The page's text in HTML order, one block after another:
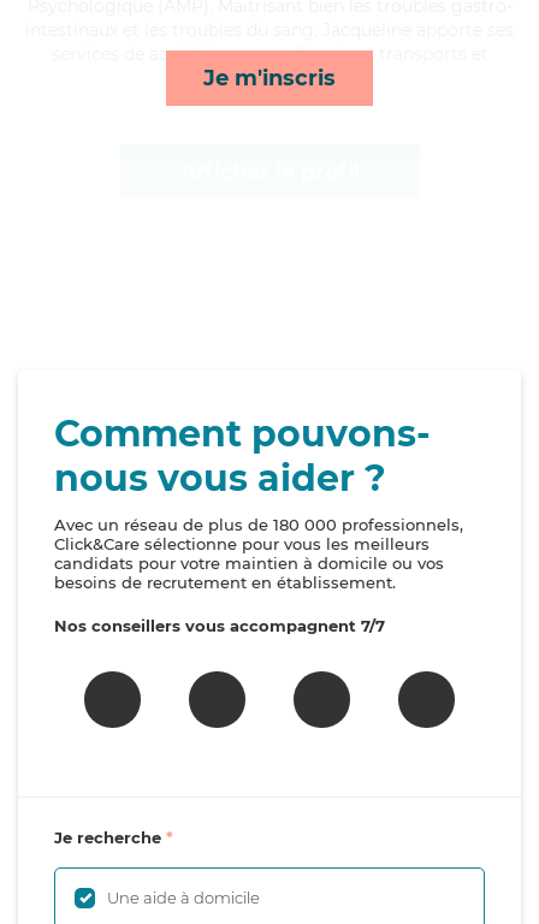
Je m'inscris
services de activités, courses/livraison, transports et
toilette/habillage*
Comment pouvons-
nous vous aider ?
Avec un réseau de plus de 180 000 professionnels,
Click&Care sélectionne pour vous les meilleurs
candidats pour votre maintien à domicile ou vos
besoins de recrutement en établissement.
Nos conseillers vous accompagnent 7/7
Je recherche
Une aide à domicile